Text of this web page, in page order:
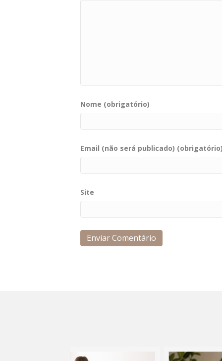
Nome (obrigatório)
Email (não será publicado)
Site